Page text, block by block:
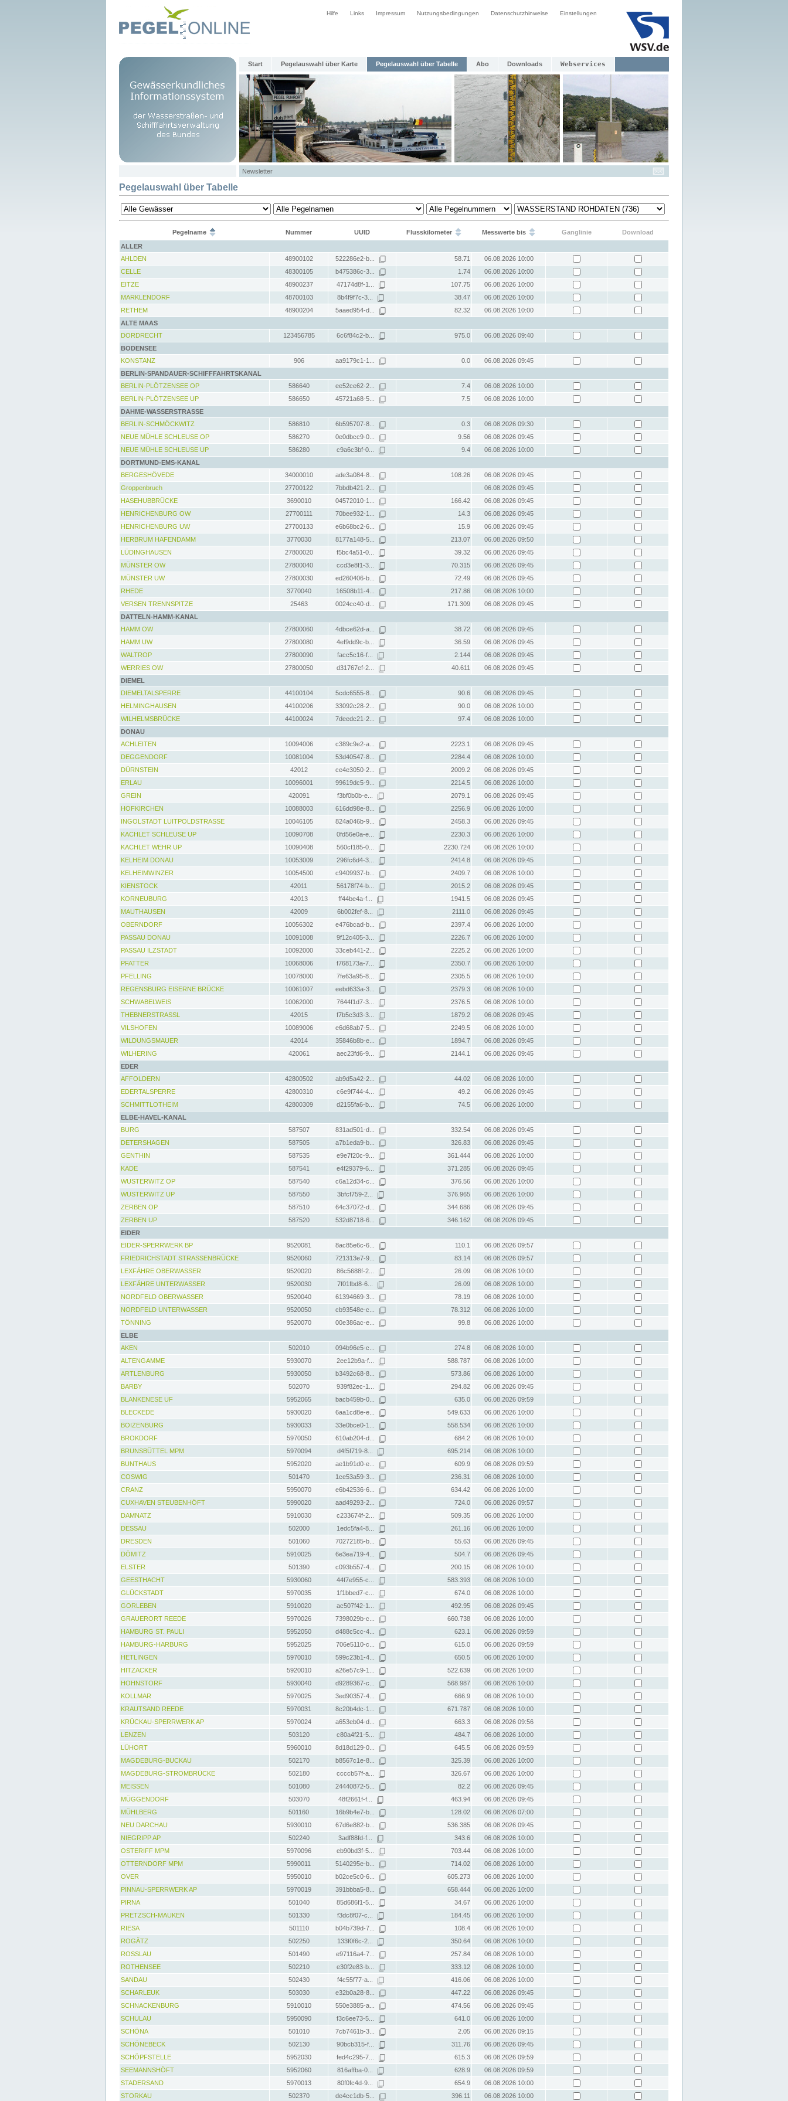
Hilfe Links Impressum Nutzungsbedingungen Datenschutzhinweise Einstellungen
Start Pegelauswahl über Karte Pegelauswahl über Tabelle Abo Downloads Webservices
Newsletter
Pegelauswahl über Tabelle
Pegelname Nummer UUID Flusskilometer Messwerte bis Ganglinie
Download
ALLER
AHLDEN
48900102 522286e2-b... 58.71
06.08.2026 10:00
CELLE
48300105 b475386c-3... 1.74
06.08.2026 10:00
EITZE
48900237 47174d8f-1... 107.75
06.08.2026 10:00
MARKLENDORF
48700103 8b4f9f7c-3... 38.47
06.08.2026 10:00
RETHEM
48900204 5aaed954-d... 82.32
06.08.2026 10:00
ALTE MAAS
DORDRECHT
123456785 6c6f84c2-b... 975.0
06.08.2026 09:40
BODENSEE
KONSTANZ
906 aa9179c1-1... 0.0
06.08.2026 09:45
BERLIN-SPANDAUER-SCHIFFFAHRTSKANAL
BERLIN-PLÖTZENSEE OP
586640 ee52ce62-2... 7.4
06.08.2026 10:00
BERLIN-PLÖTZENSEE UP
586650 45721a68-5... 7.5
06.08.2026 10:00
DAHME-WASSERSTRASSE
BERLIN-SCHMÖCKWITZ
586810 6b595707-8... 0.3
06.08.2026 09:30
NEUE MÜHLE SCHLEUSE OP
586270 0e0dbcc9-0... 9.56
06.08.2026 09:45
NEUE MÜHLE SCHLEUSE UP
586280 c9a6c3bf-0... 9.4
06.08.2026 10:00
DORTMUND-EMS-KANAL
BERGESHÖVEDE
34000010 ade3a084-8... 108.26
06.08.2026 09:45
Groppenbruch
27700122 7bbdb421-2...
06.08.2026 09:45
HASEHUBBRÜCKE
3690010 04572010-1... 166.42
06.08.2026 09:45
HENRICHENBURG OW
27700111 70bee932-1... 14.3
06.08.2026 09:45
HENRICHENBURG UW
27700133 e6b68bc2-6... 15.9
06.08.2026 09:45
HERBRUM HAFENDAMM
3770030 8177a148-5... 213.07
06.08.2026 09:50
LÜDINGHAUSEN
27800020 f5bc4a51-0... 39.32
06.08.2026 09:45
MÜNSTER OW
27800040 ccd3e8f1-3... 70.315
06.08.2026 09:45
MÜNSTER UW
27800030 ed260406-b... 72.49
06.08.2026 09:45
RHEDE
3770040 16508b11-4... 217.86
06.08.2026 10:00
VERSEN TRENNSPITZE
25463 0024cc40-d... 171.309
06.08.2026 09:45
DATTELN-HAMM-KANAL
HAMM OW
27800060 4dbce62d-a... 38.72
06.08.2026 09:45
HAMM UW
27800080 4ef9dd9c-b... 36.59
06.08.2026 09:45
WALTROP
27800090 facc5c16-f... 2.144
06.08.2026 09:45
WERRIES OW
27800050 d31767ef-2... 40.611
06.08.2026 09:45
DIEMEL
DIEMELTALSPERRE
44100104 5cdc6555-8... 90.6
06.08.2026 09:45
HELMINGHAUSEN
44100206 33092c28-2... 90.0
06.08.2026 10:00
WILHELMSBRÜCKE
44100024 7deedc21-2... 97.4
06.08.2026 10:00
DONAU
ACHLEITEN
10094006 c389c9e2-a... 2223.1
06.08.2026 09:45
DEGGENDORF
10081004 53d40547-8... 2284.4
06.08.2026 10:00
DÜRNSTEIN
42012 ce4e3050-2... 2009.2
06.08.2026 09:45
ERLAU
10096001 99619dc5-9... 2214.5
06.08.2026 10:00
GREIN
420091 f3bf0b0b-e... 2079.1
06.08.2026 09:45
HOFKIRCHEN
10088003 616dd98e-8... 2256.9
06.08.2026 10:00
INGOLSTADT LUITPOLDSTRASSE
10046105 824a046b-9... 2458.3
06.08.2026 09:45
KACHLET SCHLEUSE UP
10090708 0fd56e0a-e... 2230.3
06.08.2026 10:00
KACHLET WEHR UP
10090408 560cf185-0... 2230.724
06.08.2026 10:00
KELHEIM DONAU
10053009 296fc6d4-3... 2414.8
06.08.2026 09:45
KELHEIMWINZER
10054500 c9409937-b... 2409.7
06.08.2026 10:00
KIENSTOCK
42011 56178f74-b... 2015.2
06.08.2026 09:45
KORNEUBURG
42013 ff44be4a-f... 1941.5
06.08.2026 09:45
MAUTHAUSEN
42009 6b002fef-8... 2111.0
06.08.2026 09:45
OBERNDORF
10056302 e476bcad-b... 2397.4
06.08.2026 10:00
PASSAU DONAU
10091008 9f12c405-3... 2226.7
06.08.2026 10:00
PASSAU ILZSTADT
10092000 33ceb441-2... 2225.2
06.08.2026 10:00
PFATTER
10068006 f768173a-7... 2350.7
06.08.2026 10:00
PFELLING
10078000 7fe63a95-8... 2305.5
06.08.2026 10:00
REGENSBURG EISERNE BRÜCKE
10061007 eebd633a-3... 2379.3
06.08.2026 10:00
SCHWABELWEIS
10062000 7644f1d7-3... 2376.5
06.08.2026 10:00
THEBNERSTRASSL
42015 f7b5c3d3-3... 1879.2
06.08.2026 09:45
VILSHOFEN
10089006 e6d68ab7-5... 2249.5
06.08.2026 10:00
WILDUNGSMAUER
42014 35846b8b-e... 1894.7
06.08.2026 09:45
WILHERING
420061 aec23fd6-9... 2144.1
06.08.2026 09:45
EDER
AFFOLDERN
42800502 ab9d5a42-2... 44.02
06.08.2026 10:00
EDERTALSPERRE
42800310 c6e9f744-4... 49.2
06.08.2026 09:45
SCHMITTLOTHEIM
42800309 d2155fa6-b... 74.5
06.08.2026 10:00
ELBE-HAVEL-KANAL
BURG
587507 831ad501-d... 332.54
06.08.2026 09:45
DETERSHAGEN
587505 a7b1eda9-b... 326.83
06.08.2026 09:45
GENTHIN
587535 e9e7f20c-9... 361.444
06.08.2026 10:00
KADE
587541 e4f29379-6... 371.285
06.08.2026 09:45
WUSTERWITZ OP
587540 c6a12d34-c... 376.56
06.08.2026 10:00
WUSTERWITZ UP
587550 3bfcf759-2... 376.965
06.08.2026 10:00
ZERBEN OP
587510 64c37072-d... 344.686
06.08.2026 09:45
ZERBEN UP
587520 532d8718-6... 346.162
06.08.2026 09:45
EIDER
EIDER-SPERRWERK BP
9520081 8ac85e6c-6... 110.1
06.08.2026 09:57
FRIEDRICHSTADT STRASSENBRÜCKE
9520060 721313e7-9... 83.14
06.08.2026 09:57
LEXFÄHRE OBERWASSER
9520020 86c5688f-2... 26.09
06.08.2026 10:00
LEXFÄHRE UNTERWASSER
9520030 7f01fbd8-6... 26.09
06.08.2026 10:00
NORDFELD OBERWASSER
9520040 61394669-3... 78.19
06.08.2026 10:00
NORDFELD UNTERWASSER
9520050 cb93548e-c... 78.312
06.08.2026 10:00
TÖNNING
9520070 00e386ac-e... 99.8
06.08.2026 10:00
ELBE
AKEN
502010 094b96e5-c... 274.8
06.08.2026 10:00
ALTENGAMME
5930070 2ee12b9a-f... 588.787
06.08.2026 10:00
ARTLENBURG
5930050 b3492c68-8... 573.86
06.08.2026 10:00
BARBY
502070 939f82ec-1... 294.82
06.08.2026 09:45
BLANKENESE UF
5952065 bacb459b-0... 635.0
06.08.2026 09:59
BLECKEDE
5930020 6aa1cd8e-e... 549.633
06.08.2026 10:00
BOIZENBURG
5930033 33e0bce0-1... 558.534
06.08.2026 10:00
BROKDORF
5970050 610ab204-d... 684.2
06.08.2026 10:00
BRUNSBÜTTEL MPM
5970094 d4f5f719-8... 695.214
06.08.2026 10:00
BUNTHAUS
5952020 ae1b91d0-e... 609.9
06.08.2026 09:59
COSWIG
501470 1ce53a59-3... 236.31
06.08.2026 10:00
CRANZ
5950070 e6b42536-6... 634.42
06.08.2026 10:00
CUXHAVEN STEUBENHÖFT
5990020 aad49293-2... 724.0
06.08.2026 09:57
DAMNATZ
5910030 c233674f-2... 509.35
06.08.2026 10:00
DESSAU
502000 1edc5fa4-8... 261.16
06.08.2026 10:00
DRESDEN
501060 70272185-b... 55.63
06.08.2026 09:45
DÖMITZ
5910025 6e3ea719-4... 504.7
06.08.2026 09:45
ELSTER
501390 c093b557-4... 200.15
06.08.2026 10:00
GEESTHACHT
5930060 44f7e955-c... 583.393
06.08.2026 10:00
GLÜCKSTADT
5970035 1f1bbed7-c... 674.0
06.08.2026 10:00
GORLEBEN
5910020 ac507f42-1... 492.95
06.08.2026 09:45
GRAUERORT REEDE
5970026 7398029b-c... 660.738
06.08.2026 10:00
HAMBURG ST. PAULI
5952050 d488c5cc-4... 623.1
06.08.2026 09:59
HAMBURG-HARBURG
5952025 706e5110-c... 615.0
06.08.2026 09:59
HETLINGEN
5970010 599c23b1-4... 650.5
06.08.2026 10:00
HITZACKER
5920010 a26e57c9-1... 522.639
06.08.2026 10:00
HOHNSTORF
5930040 d9289367-c... 568.987
06.08.2026 10:00
KOLLMAR
5970025 3ed90357-4... 666.9
06.08.2026 10:00
KRAUTSAND REEDE
5970031 8c20b4dc-1... 671.787
06.08.2026 10:00
KRÜCKAU-SPERRWERK AP
5970024 a653eb04-d... 663.3
06.08.2026 09:56
LENZEN
503120 c80a4f21-5... 484.7
06.08.2026 10:00
LÜHORT
5960010 8d18d129-0... 645.5
06.08.2026 09:59
MAGDEBURG-BUCKAU
502170 b8567c1e-8... 325.39
06.08.2026 10:00
MAGDEBURG-STROMBRÜCKE
502180 ccccb57f-a... 326.67
06.08.2026 10:00
MEISSEN
501080 24440872-5... 82.2
06.08.2026 09:45
MÜGGENDORF
503070 48f2661f-f... 463.94
06.08.2026 09:45
MÜHLBERG
501160 16b9b4e7-b... 128.02
06.08.2026 07:00
NEU DARCHAU
5930010 67d6e882-b... 536.385
06.08.2026 09:45
NIEGRIPP AP
502240 3adf88fd-f... 343.6
06.08.2026 10:00
OSTERIFF MPM
5970096 eb90bd3f-5... 703.44
06.08.2026 10:00
OTTERNDORF MPM
5990011 5140295e-b... 714.02
06.08.2026 10:00
OVER
5950010 b02ce5c0-6... 605.273
06.08.2026 10:00
PINNAU-SPERRWERK AP
5970019 391bbba5-8... 658.444
06.08.2026 10:00
PIRNA
501040 85d686f1-5... 34.67
06.08.2026 10:00
PRETZSCH-MAUKEN
501330 f3dc8f07-c... 184.45
06.08.2026 10:00
RIESA
501110 b04b739d-7... 108.4
06.08.2026 10:00
ROGÄTZ
502250 133f0f6c-2... 350.64
06.08.2026 10:00
ROSSLAU
501490 e97116a4-7... 257.84
06.08.2026 10:00
ROTHENSEE
502210 e30f2e83-b... 333.12
06.08.2026 10:00
SANDAU
502430 f4c55f77-a... 416.06
06.08.2026 10:00
SCHARLEUK
503030 e32b0a28-8... 447.22
06.08.2026 09:45
SCHNACKENBURG
5910010 550e3885-a... 474.56
06.08.2026 09:45
SCHULAU
5950090 f3c6ee73-5... 641.0
06.08.2026 10:00
SCHÖNA
501010 7cb7461b-3... 2.05
06.08.2026 09:15
SCHÖNEBECK
502130 90bcb315-f... 311.76
06.08.2026 09:45
SCHÖPFSTELLE
5952030 fed4c295-7... 615.3
06.08.2026 09:59
SEEMANNSHÖFT
5952060 816affba-0... 628.9
06.08.2026 09:59
STADERSAND
5970013 80f0fc4d-9... 654.9
06.08.2026 10:00
STORKAU
502370 de4cc1db-5... 396.11 06.08.2026 10:00